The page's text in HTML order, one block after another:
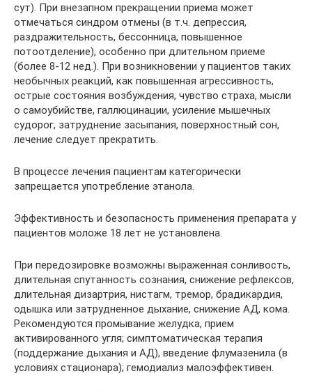
сут). При внезапном прекращении приема может
отмечаться синдром отмены (в т.ч. депрессия,
раздражительность, бессонница, повышенное
потоотделение), особенно при длительном приеме
(более 8-12 нед.). При возникновении у пациентов таких
необычных реакций, как повышенная агрессивность,
острые состояния возбуждения, чувство страха, мысли
о самоубийстве, галлюцинации, усиление мышечных
судорог, затруднение засыпания, поверхностный сон,
лечение следует прекратить.
В процессе лечения пациентам категорически
запрещается употребление этанола.
Эффективность и безопасность применения препарата у
пациентов моложе 18 лет не установлена.
При передозировке возможны выраженная сонливость,
длительная спутанность сознания, снижение рефлексов,
длительная дизартрия, нистагм, тремор, брадикардия,
одышка или затрудненное дыхание, снижение АД, кома.
Рекомендуются промывание желудка, прием
активированного угля; симптоматическая терапия
(поддержание дыхания и АД), введение флумазенила (в
условиях стационара); гемодиализ малоэффективен.